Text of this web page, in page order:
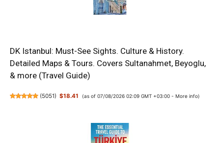
DK Istanbul: Must-See Sights. Culture & History.
Detailed Maps & Tours. Covers Sultanahmet, Beyoglu,
& more (Travel Guide)
(5051) $18.41 (as of 07/08/2026 02:09 GMT +03:00 - More info)